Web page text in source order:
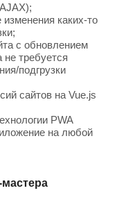
каких-то
с обновлением
не требуется
подгрузки
сайтов на Vue.js
PWA
на любой